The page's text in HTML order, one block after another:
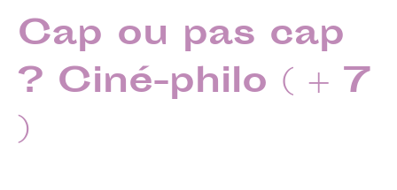
Cap ou pas cap
? Ciné-philo ( + 7
)